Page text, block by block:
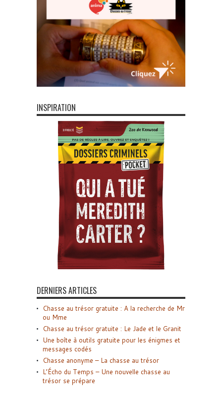
INSPIRATION
DERNIERS ARTICLES
Chasse au trésor gratuite : A la recherche de Mr
ou Mme
Chasse au trésor gratuite : Le Jade et le Granit
Une boîte à outils gratuite pour les énigmes et
messages codés
Chasse anonyme – La chasse au trésor
L’Écho du Temps – Une nouvelle chasse au
trésor se prépare